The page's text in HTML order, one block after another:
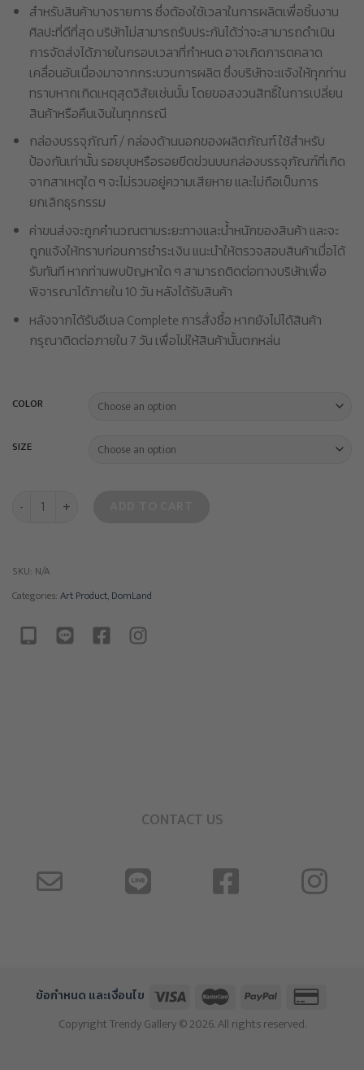
สำหรับสินค้าบางรายการ ซึ่งต้องใช้เวลาในการผลิตเพื่อชิ้นงาน
ศิลปะที่ดีที่สุด บริษัทไม่สามารถรับประกันได้ว่าจะสามารถดำเนิน
การจัดส่งได้ภายในกรอบเวลาที่กำหนด อาจเกิดการตคลาด
เคลื่อนอันเนื่องมาจากกระบวนการผลิต ซึ่งบริษัทจะแจ้งให้ทุกท่าน
ทราบหากเกิดเหตุสุดวิสัยเช่นนั้น โดยขอสงวนสิทธิ์ในการเปลี่ยน
สินค้าหรือคืนเงินในทุกกรณี
กล่องบรรจุภัณฑ์ / กล่องด้านนอกของผลิตภัณฑ์ ใช้สำหรับ
ป้องกันเท่านั้น รอยบุบหรือรอยขีดข่วนบนกล่องบรรจุภัณฑ์ที่เกิด
จากสาเหตุใด ๆ จะไม่รวมอยู่ความเสียหาย และไม่ถือเป็นการ
ยกเลิกธุรกรรม
ค่าขนส่งจะถูกคำนวณตามระยะทางและน้ำหนักของสินค้า และจะ
ถูกแจ้งให้ทราบก่อนการชำระเงิน แนะนำให้ตรวจสอบสินค้าเมื่อได้
รับทันที หากท่านพบปัญหาใด ๆ สามารถติดต่อทางบริษัทเพื่อ
พิจารณาได้ภายใน 10 วัน หลังได้รับสินค้า
หลังจากได้รับอีเมล Complete การสั่งซื้อ หากยังไม่ได้สินค้า
กรุณาติดต่อภายใน 7 วัน เพื่อไม่ให้สินค้านั้นตกหล่น
COLOR
SIZE
HOODIES quantity
SKU: N/A
Categories:Art Product,DomLand
CONTACT US
ข้อกำหนด และเงื่อนไข
Copyright Trendy Gallery © 2026. All rights reserved.